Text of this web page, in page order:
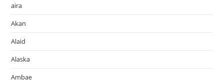
aira
Akan
Alaid
Alaska
Ambae